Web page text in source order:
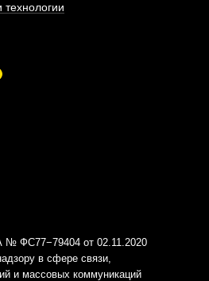
технологии
№ ФС77−79404 от 02.11.2020
в сфере связи,
и массовых коммуникаций